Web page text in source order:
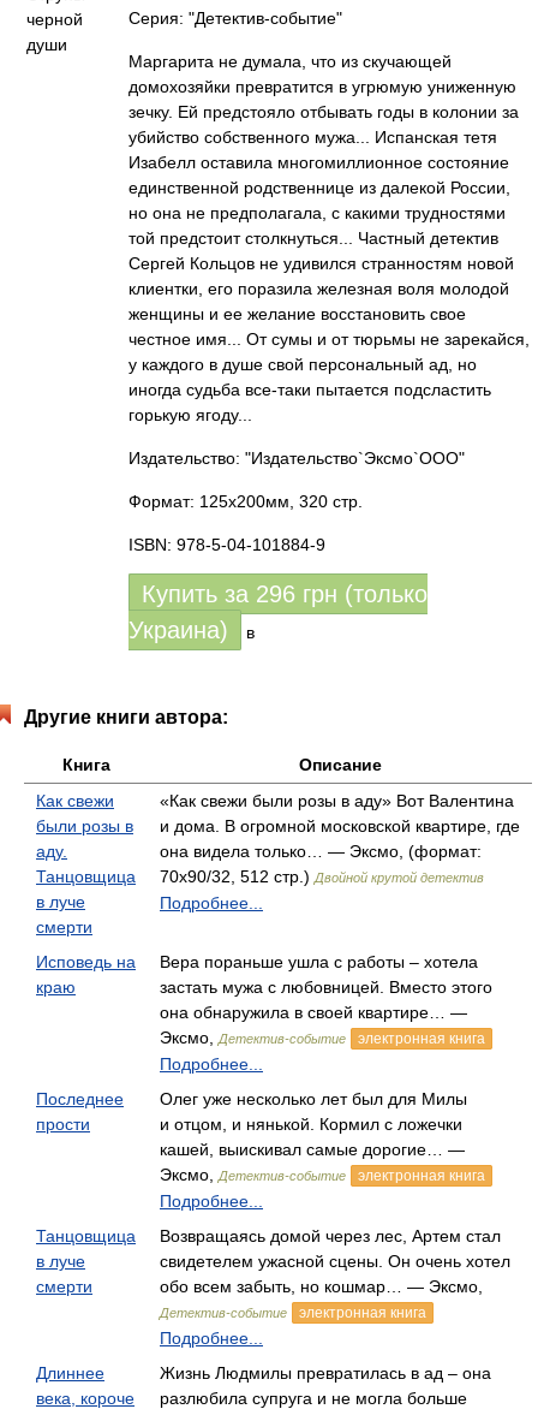
Серия: "Детектив-событие"
Маргарита не думала, что из скучающей
домохозяйки превратится в угрюмую униженную
зечку. Ей предстояло отбывать годы в колонии за
убийство собственного мужа... Испанская тетя
Изабелл оставила многомиллионное состояние
единственной родственнице из далекой России,
но она не предполагала, с какими трудностями
той предстоит столкнуться... Частный детектив
Сергей Кольцов не удивился странностям новой
клиентки, его поразила железная воля молодой
женщины и ее желание восстановить свое
честное имя... От сумы и от тюрьмы не зарекайся,
у каждого в душе свой персональный ад, но
иногда судьба все-таки пытается подсластить
горькую ягоду...
Издательство: "Издательство`Эксмо`ООО"
Формат: 125x200мм, 320 стр.
ISBN: 978-5-04-101884-9
Купить за 296 грн (только
Украина)
в
Другие книги автора:
Книга
Описание
Как свежи
были розы в
аду.
Танцовщица
в луче
смерти
«Как свежи были розы в аду» Вот Валентина
и дома. В огромной московской квартире, где
она видела только… — Эксмо, (формат:
70x90/32, 512 стр.) Двойной крутой детектив
Подробнее...
Исповедь на
краю
Вера пораньше ушла с работы – хотела
застать мужа с любовницей. Вместо этого
она обнаружила в своей квартире… —
Эксмо,
Детектив-событие электронная книга
Подробнее...
Последнее
прости
Олег уже несколько лет был для Милы
и отцом, и нянькой. Кормил с ложечки
кашей, выискивал самые дорогие… —
Эксмо,
Детектив-событие электронная книга
Подробнее...
Танцовщица
в луче
смерти
Возвращаясь домой через лес, Артем стал
свидетелем ужасной сцены. Он очень хотел
обо всем забыть, но кошмар… — Эксмо,
Детектив-событие электронная книга
Подробнее...
Длиннее
века, короче
Жизнь Людмилы превратилась в ад – она
разлюбила супруга и не могла больше